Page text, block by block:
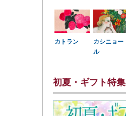
カトラン
カシニョー
ル
初夏・ギフト特集